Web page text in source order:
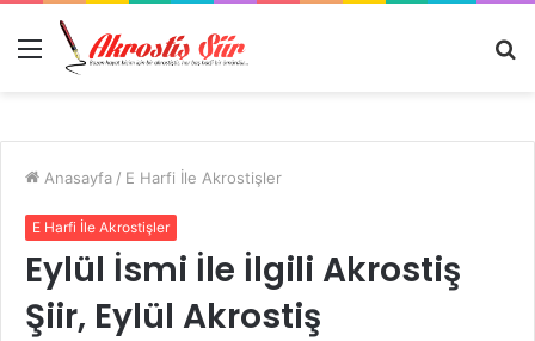
Menü
Anasayfa / E Harfi İle Akrostişler
E Harfi İle Akrostişler
Eylül İsmi İle İlgili Akrostiş
Şiir, Eylül Akrostiş